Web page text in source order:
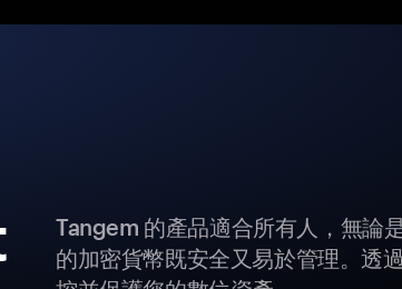
Tangem 的產品適合所有人，無論
的加密貨幣既安全又易於管理。透